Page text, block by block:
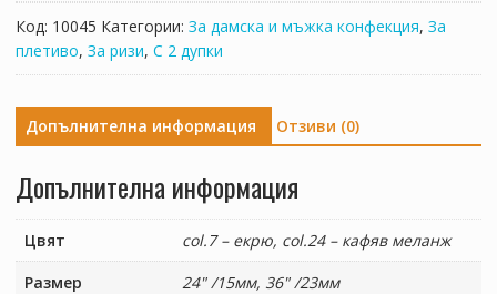
Код: 10045 Категории: За дамска и мъжка конфекция, За
плетиво, За ризи, С 2 дупки
Допълнителна информация Отзиви (0)
Допълнителна информация
Цвят
col.7 – екрю, col.24 – кафяв меланж
Размер
24" /15мм, 36" /23мм